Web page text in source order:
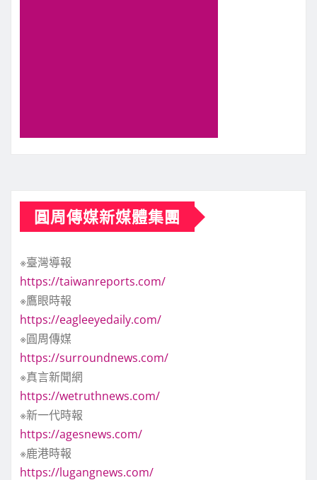
圓周傳媒新媒體集團
※臺灣導報
https://taiwanreports.com/
※鷹眼時報
https://eagleeyedaily.com/
※圓周傳媒
https://surroundnews.com/
※真言新聞網
https://wetruthnews.com/
※新一代時報
https://agesnews.com/
※鹿港時報
https://lugangnews.com/